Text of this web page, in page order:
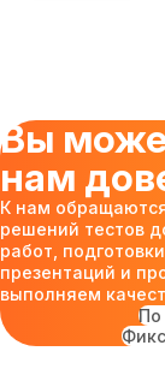
Вы
нам
К нам
решений тестов
работ,
презентаций и
выполняем
По